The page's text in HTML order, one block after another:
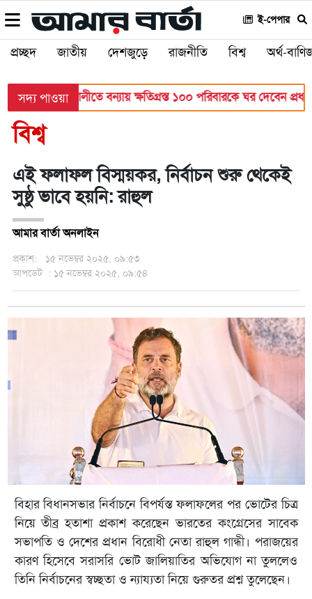
ই-পেপার
প্রচ্ছদ জাতীয় দেশজুড়ে রাজনীতি বিশ্ব অর্থ-
সদ্য পাওয়াবাঁশখালীতে বন্যায় ক্ষতিগ্রস্ত ১০০ পরিবারকে ঘর দেবেন
বিশ্ব
এই ফলাফল বিস্ময়কর, নির্বাচন শুরু থেকেই
সুষ্ঠু ভাবে হয়নি: রাহুল
আমার বার্তা অনলাইন
প্রকাশ:
১৫ নভেম্বর ২০২৫, ০৯:৫৩
আপডেট : ১৫ নভেম্বর ২০২৫, ০৯:৫৪
বিহার বিধানসভার নির্বাচনে বিপর্যস্ত ফলাফলের পর ভোটের চিত্র
নিয়ে তীব্র হতাশা প্রকাশ করেছেন ভারতের কংগ্রেসের সাবেক
সভাপতি ও দেশের প্রধান বিরোধী নেতা রাহুল গান্ধী। পরাজয়ের
কারণ হিসেবে সরাসরি ভোট জালিয়াতির অভিযোগ না তুললেও
তিনি নির্বাচনের স্বচ্ছতা ও ন্যায্যতা নিয়ে গুরুতর প্রশ্ন তুলেছেন।